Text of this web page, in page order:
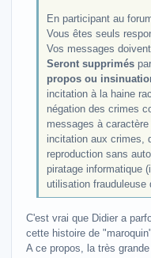
En participant au
Vous êtes seuls
Vos messages
Seront supprimés
propos ou
incitation à la haine
négation des crimes
messages à
incitation aux crimes,
reproduction sans
piratage informatique
utilisation frauduleuse
C'est vrai que Didier a
cette histoire de
A ce propos, la très